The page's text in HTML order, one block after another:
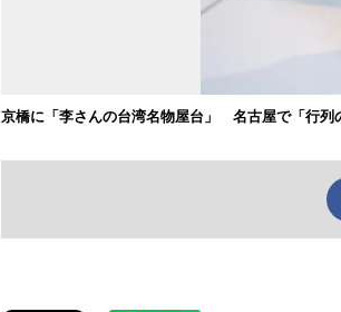
京橋に「李さんの台湾名物屋台」 名古屋で「行列